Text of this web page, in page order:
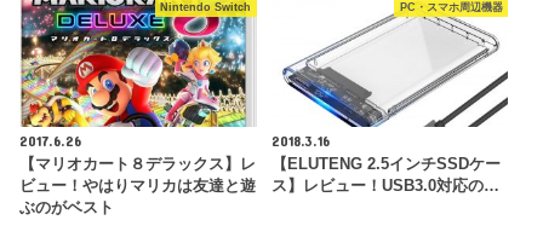
Nintendo Switch
2017.6.26
【マリオカート８デラックス】レ
ビュー！やはりマリカは友達と遊
ぶのがベスト
PC・スマホ周辺機器
2018.3.16
【ELUTENG 2.5インチSSDケー
ス】レビュー！USB3.0対応の…